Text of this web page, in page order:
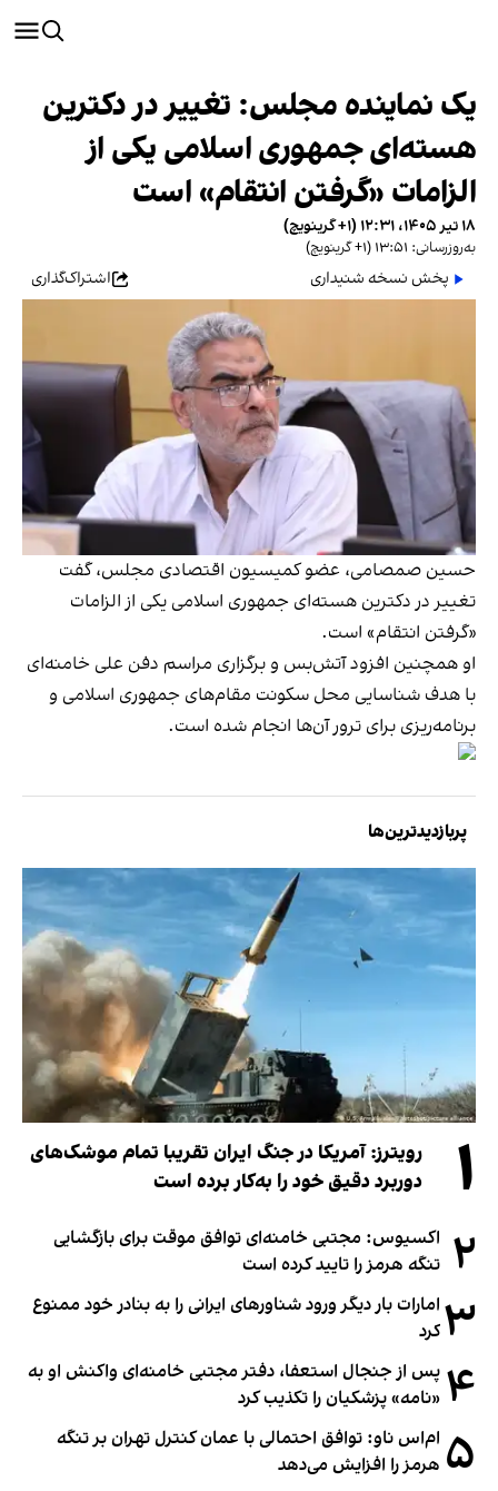
یک نماینده مجلس: تغییر در دکترین
هسته‌ای جمهوری اسلامی یکی از
الزامات «گرفتن انتقام» است
۱۸ تیر ۱۴۰۵، ۱۲:۳۱ (‎+۱ گرینویچ)
به‌روزرسانی: ۱۳:۵۱ (‎+۱ گرینویچ)
پخش نسخه شنیداری اشتراک‌گذاری
حسین صمصامی، عضو کمیسیون اقتصادی مجلس، گفت
تغییر در دکترین هسته‌ای جمهوری اسلامی یکی از الزامات
«گرفتن انتقام» است.
او همچنین افزود آتش‌بس و برگزاری مراسم دفن علی خامنه‌ای
با هدف شناسایی محل سکونت مقام‌های جمهوری اسلامی و
برنامه‌ریزی برای ترور آن‌ها انجام شده است.
پربازدیدترین‌ها
۱
رویترز: آمریکا در جنگ ایران تقریبا تمام موشک‌های
دوربرد دقیق خود را به‌کار برده است
۲ اکسیوس: مجتبی خامنه‌ای توافق موقت برای بازگشایی
تنگه هرمز را تایید کرده است
۳ امارات بار دیگر ورود شناورهای ایرانی را به بنادر خود ممنوع
کرد
۴ پس از جنجال استعفا، دفتر مجتبی خامنه‌ای واکنش او به
«نامه» پزشکیان را تکذیب کرد
۵ ام‌اس ناو: توافق احتمالی با عمان کنترل تهران بر تنگه
هرمز را افزایش می‌دهد